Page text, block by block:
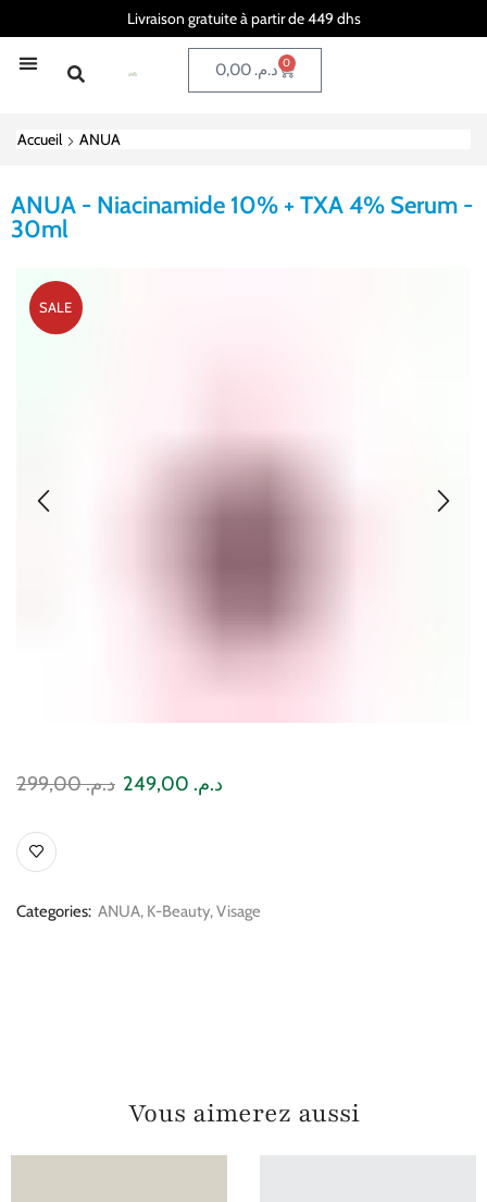
Livraison gratuite à partir de 449 dhs
د.م.0,00 0
Accueil ANUA
ANUA - Niacinamide 10% + TXA 4% Serum -
30ml
SALE
د.م.299,00 د.م.
Categories: ANUA, K-Beauty,Visage
Vous aimerez aussi